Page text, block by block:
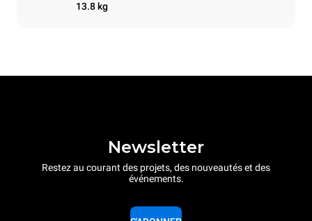
13.8 kg
Newsletter
Restez au courant des projets, des nouveautés et des
événements.